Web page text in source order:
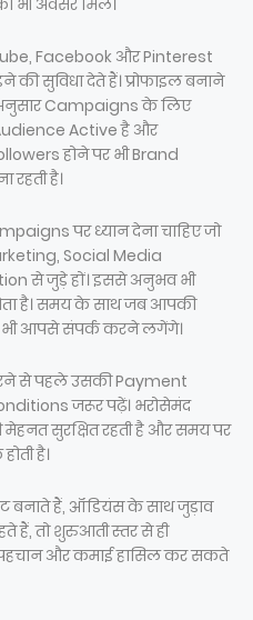
भी अवसर मिले।
Facebook और Pinterest
सुविधा देते हैं। प्रोफाइल बनाने
Campaigns के लिए
Active है और
होने पर भी Brand
है।
पर ध्यान देना चाहिए जो
Social Media
से जुड़े हों। इससे अनुभव भी
है। समय के साथ जब आपकी
भी आपसे संपर्क करने लगेंगे।
से पहले उसकी Payment
जरूर पढ़ें। भरोसेमंद
सुरक्षित रहती है और समय पर
है।
बनाते हैं, ऑडियंस के साथ जुड़ाव
हैं, तो शुरुआती स्तर से ही
और कमाई हासिल कर सकते